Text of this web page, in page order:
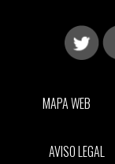
MAPA WEB
AVISO LEGAL